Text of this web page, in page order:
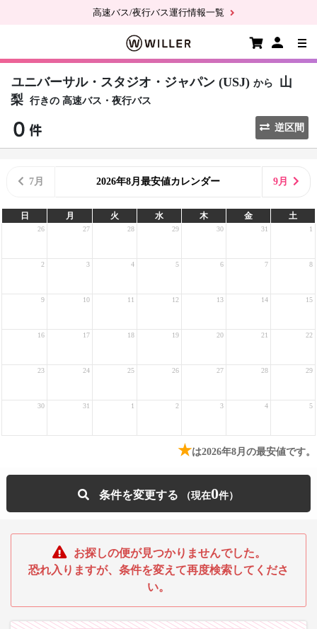
高速バス/夜行バス運行情報一覧
ユニバーサル・スタジオ・ジャパン (USJ) から
山
梨 行きの 高速バス・夜行バス
逆区間
7月 2026年8月最安値カレンダー 9月
日 月 火 水 木 金 土
26 27 28 29 30 31 1
2 3 4 5 6 7 8
9 10 11 12 13 14 15
16 17 18 19 20 21 22
23 24 25 26 27 28 29
30 31 1 2 3 4 5
★は2026年8月の最安値です。
条件を変更する 0
お探しの便が見つかりませんでした。
恐れ入りますが、条件を変えて再度検索してくださ
い。